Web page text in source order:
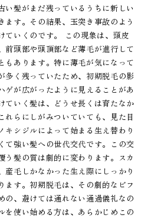
い髪がまだ残っているうちに新しい
ます。その結果、玉突き事故のよう
ていくのです。 この現象は、頭皮
前頭部や頭頂部など薄毛が進行して
もあります。特に薄毛が気になって
多く残っていたため、初期脱毛の影
ゲが広がったように見えることがあ
ていく髪は、どうせ長くは育たなか
れらにしがみついていても、見た目
キシジルによって始まる生え替わり
て強い髪への世代交代です。この交
う髪の質は劇的に変わります。スカ
産毛しかなかった生え際にしっかり
ます。初期脱毛は、その劇的なビフ
の、避けては通れない通過儀礼なの
を使い始める方は、あらかじめこの